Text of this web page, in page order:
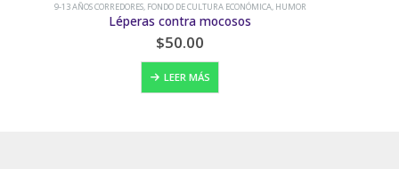
9-13 AÑOS CORREDORES,ARTE,INFORMATIVO,OCEANO
Descubriendo el mágico mundo de Frida
$360.00
AÑADIR AL CARRITO